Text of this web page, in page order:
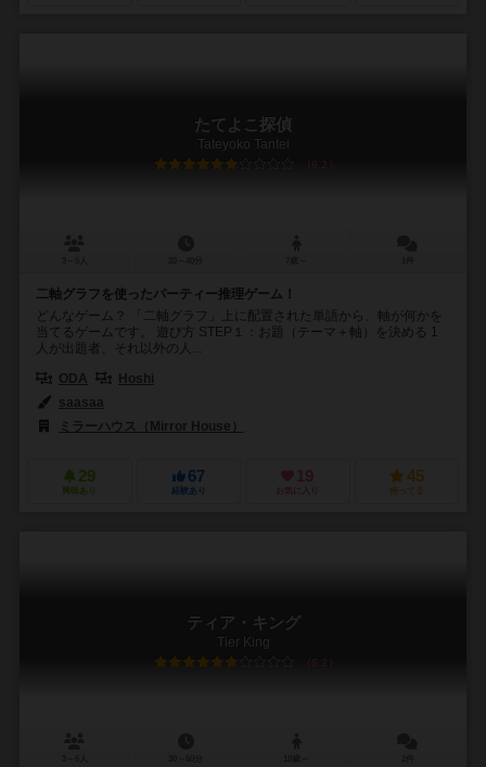
たてよこ探偵
Tateyoko Tantei
6.2
二軸グラフを使ったパーティー推理ゲーム！
どんなゲーム？ 「二軸グラフ」上に配置された単語から、軸が何かを
当てるゲームです。 遊び方 STEP１：お題（テーマ＋軸）を決める 1
人が出題者、それ以外の人...
ODA
Hoshi
saasaa
ミラーハウス（Mirror House）
29
興味あり
67
経験あり
19
お気に入り
45
持ってる
ティア・キング
Tier King
6.2